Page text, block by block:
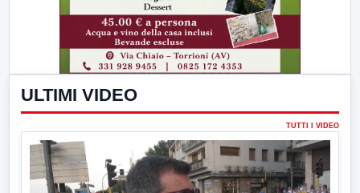
ULTIMI VIDEO
TUTTI I VIDEO